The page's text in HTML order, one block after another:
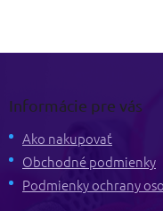
Informácie pre vás
Ako nakupovať
Obchodné podmienky
Podmienky ochrany